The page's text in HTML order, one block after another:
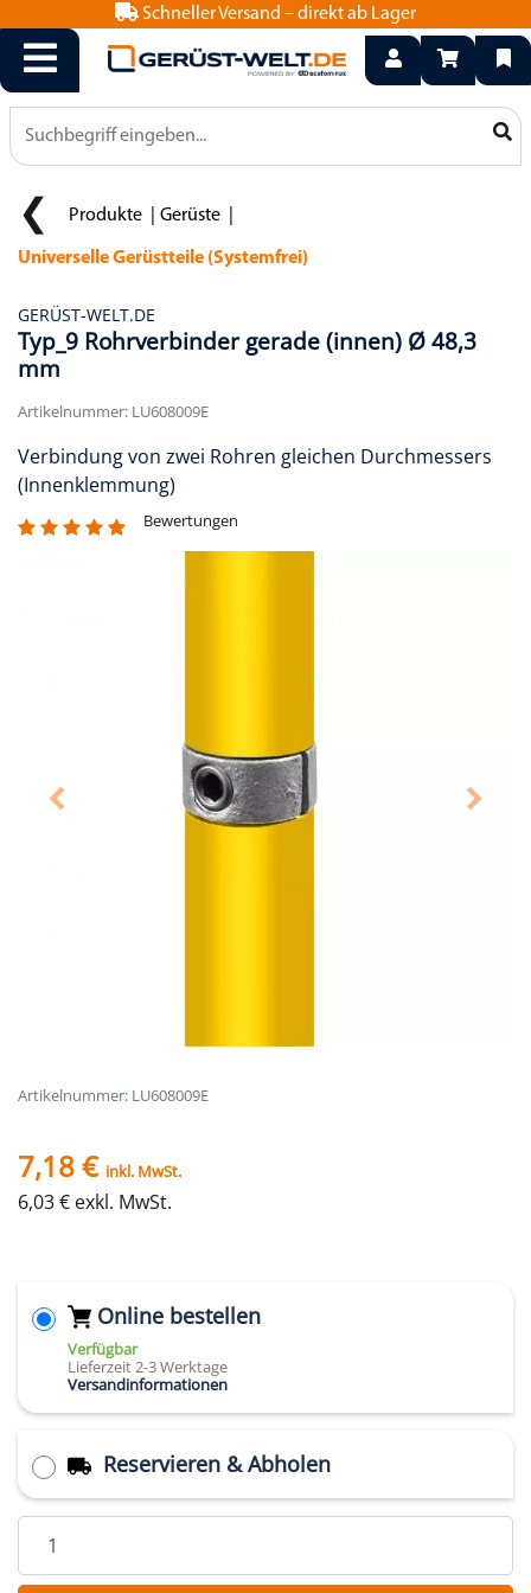
Schneller Versand – direkt ab Lager
0800 15 50 550
info@geruest-welt.de
Produkte Gerüste
Universelle Gerüstteile (Systemfrei)
GERÜST-WELT.DE
Typ_9 Rohrverbinder gerade (innen) Ø 48,3
mm
Artikelnummer: LU608009E
Verbindung von zwei Rohren gleichen Durchmessers
(Innenklemmung)
Bewertungen
Artikelnummer: LU608009E
7,18 € inkl. MwSt.
6,03 € exkl. MwSt.
Online bestellen
Verfügbar
Lieferzeit 2-3 Werktage
Versandinformationen
Reservieren & Abholen